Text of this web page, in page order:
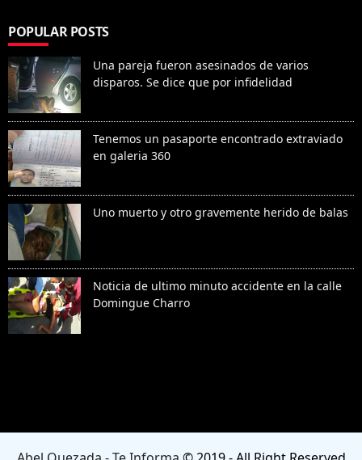
POPULAR POSTS
Una pareja fueron asesinados de varios
disparos. Se dice que por infidelidad
Tenemos un pasaporte encontrado extraviado
en galeria 360
Uno muerto y otro gravemente herido de balas
Noticia de ultimo minuto accidente en la calle
Domingue Charro